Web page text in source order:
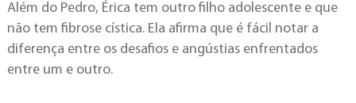
Além do Pedro, Érica tem outro filho adolescente e que
não tem fibrose cística. Ela afirma que é fácil notar a
diferença entre os desafios e angústias enfrentados
entre um e outro.